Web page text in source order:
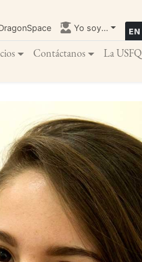
Yo soy...
Contáctanos La USFQ